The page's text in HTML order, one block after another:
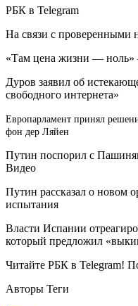
РБК в Telegram
На связи с проверенными
«Там цена жизни —
Дуров заявил об
свободного интернета»
Европарламент принял
фон дер Ляйен
Путин поспорил с
Видео
Путин рассказал о новом
испытания
Власти Испании
который предложил
Читайте РБК в Telegram!
Авторы Теги